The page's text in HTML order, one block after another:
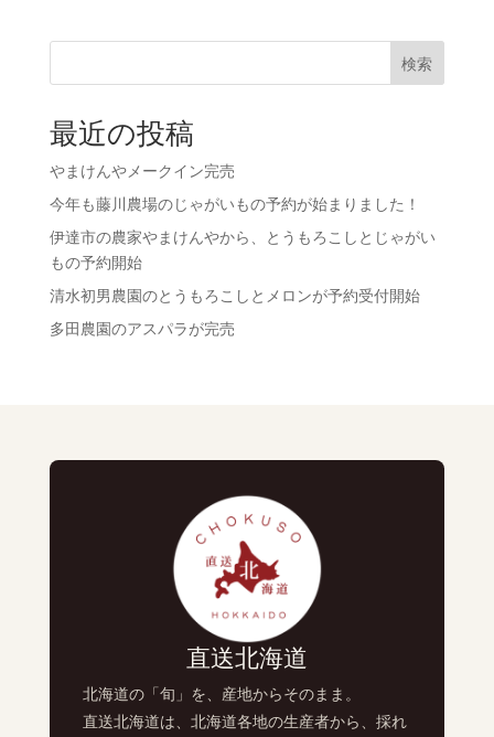
検索
最近の投稿
やまけんやメークイン完売
今年も藤川農場のじゃがいもの予約が始まりました！
伊達市の農家やまけんやから、とうもろこしとじゃがい
もの予約開始
清水初男農園のとうもろこしとメロンが予約受付開始
多田農園のアスパラが完売
直送北海道
北海道の「旬」を、産地からそのまま。
直送北海道は、北海道各地の生産者から、採れ